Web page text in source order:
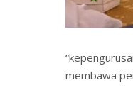
membawa